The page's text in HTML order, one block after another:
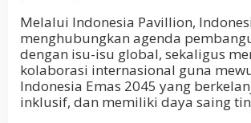
Melalui Indonesia Pavillion,
menghubungkan agenda
dengan isu-isu global, sekaligus
kolaborasi internasional guna
Indonesia Emas 2045 yang
inklusif, dan memiliki daya saing